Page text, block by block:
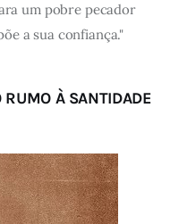
um pobre pecador
a sua confiança."
RUMO À SANTIDADE